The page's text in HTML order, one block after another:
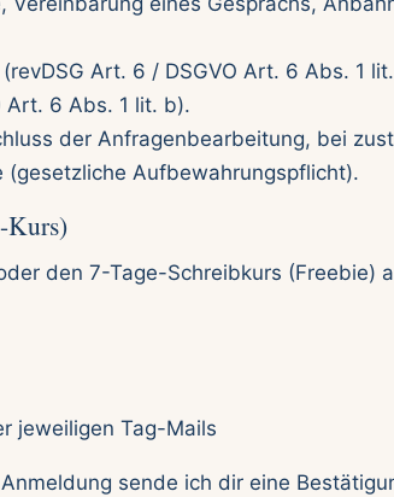
Art. 6 / DSGVO Art. 6 Abs. 1
Art. 6 Abs. 1 lit. b).
der Anfragenbearbeitung, bei
(gesetzliche Aufbewahrungspflicht).
Kurs)
den 7-Tage-Schreibkurs (Freebie)
jeweiligen Tag-Mails
sende ich dir eine